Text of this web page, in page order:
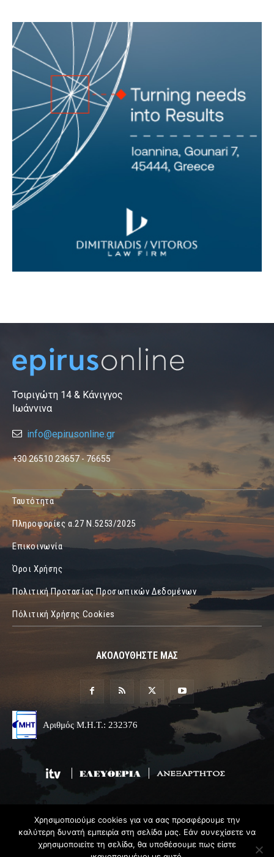
Τσιριγώτη 14 & Κάνιγγος
Ιωάννινα
info@epirusonline.gr
+30 26510 23657 - 76655
Ταυτότητα
Πληροφορίες α.27 Ν.5253/2025
Επικοινωνία
Όροι Χρήσης
Πολιτική Προτασίας Προσωπικών Δεδομένων
Πόλιτική Χρήσης Cookies
ΑΚΟΛΟΥΘΗΣΤΕ ΜΑΣ
Αριθμός Μ.Η.Τ.: 232376
© 2019 Epirus Online
Σχεδιασμός & ΑνάπτυξηAngel Web
Χρησιμοποιούμε cookies για να σας προσφέρουμε την
καλύτερη δυνατή εμπειρία στη σελίδα μας. Εάν συνεχίσετε να
χρησιμοποιείτε τη σελίδα, θα υποθέσουμε πως είστε